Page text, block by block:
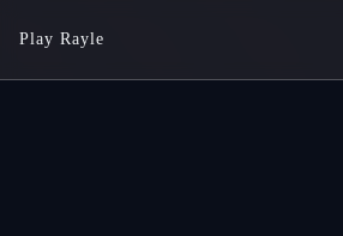
Play Rayle